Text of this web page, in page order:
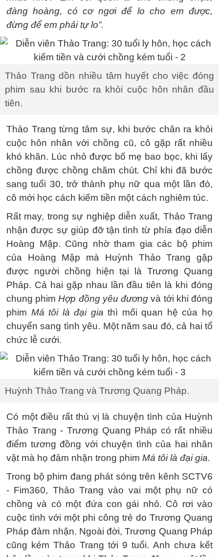
đàng hoàng, có cơ ngơi để lo cho em được,
đừng để em phải tự lo”.
Thảo Trang dồn nhiều tâm huyết cho việc đóng
phim sau khi bước ra khỏi cuộc hôn nhân đầu
tiên.
Thảo Trang từng tâm sự, khi bước chân ra khỏi
cuộc hôn nhân với chồng cũ, cô gặp rất nhiều
khó khăn. Lúc nhỏ được bố mẹ bao bọc, khi lấy
chồng được chồng chăm chút. Chỉ khi đã bước
sang tuổi 30, trở thành phụ nữ qua một lần đò,
cô mới học cách kiếm tiền một cách nghiêm túc.
Rất may, trong sự nghiệp diễn xuất, Thảo Trang
nhận được sự giúp đỡ tận tình từ phía đạo diễn
Hoàng Mập. Cũng nhờ tham gia các bộ phim
của Hoàng Mập mà Huỳnh Thảo Trang gặp
được người chồng hiện tại là Trương Quang
Pháp. Cả hai gặp nhau lần đầu tiên là khi đóng
chung phimHợp đồng yêu đươngvà tới khi đóng
phim Má tôi là đại gia thì mối quan hệ của họ
chuyển sang tình yêu. Một năm sau đó, cả hai tổ
chức lễ cưới.
Huỳnh Thảo Trang và Trương Quang Pháp.
Có một điều rất thú vị là chuyện tình của Huỳnh
Thảo Trang - Trương Quang Pháp có rất nhiều
điểm tương đồng với chuyện tình của hai nhân
vật mà họ đảm nhận trong phim Má tôi là đại gia.
Trong bộ phim đang phát sóng trên kênh SCTV6
- Fim360, Thảo Trang vào vai một phụ nữ có
chồng và có một đứa con gái nhỏ. Cô rơi vào
cuộc tình với một phi công trẻ do Trương Quang
Pháp đảm nhận. Ngoài đời, Trương Quang Pháp
cũng kém Thảo Trang tới 9 tuổi. Anh chưa kết